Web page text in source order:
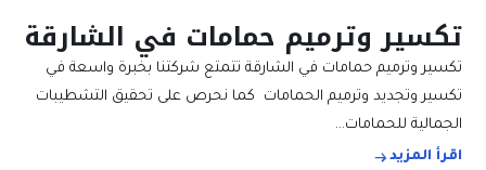
تكسير وترميم حمامات في الشارقة
تكسير وترميم حمامات في الشارقة تتمتع شركتنا بخبرة واسعة في
تكسير وتجديد وترميم الحمامات كما نحرص على تحقيق التشطيبات
الجمالية للحمامات…
اقرأ المزيد